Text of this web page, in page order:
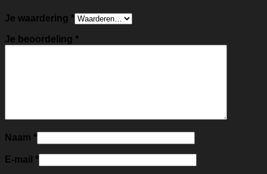
Je waardering *
Je beoordeling *
Naam *
E-mail *